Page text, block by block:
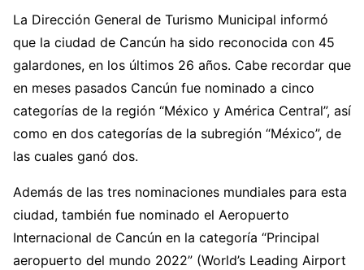
La Dirección General de Turismo Municipal informó
que la ciudad de Cancún ha sido reconocida con 45
galardones, en los últimos 26 años. Cabe recordar que
en meses pasados Cancún fue nominado a cinco
categorías de la región “México y América Central”, así
como en dos categorías de la subregión “México”, de
las cuales ganó dos.
Además de las tres nominaciones mundiales para esta
ciudad, también fue nominado el Aeropuerto
Internacional de Cancún en la categoría “Principal
aeropuerto del mundo 2022” (World’s Leading Airport